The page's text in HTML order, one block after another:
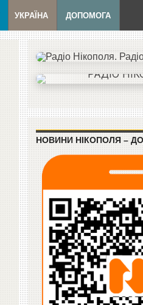
УКРАЇНА ДОПОМОГА
НОВИНИ НІКОПОЛЯ –